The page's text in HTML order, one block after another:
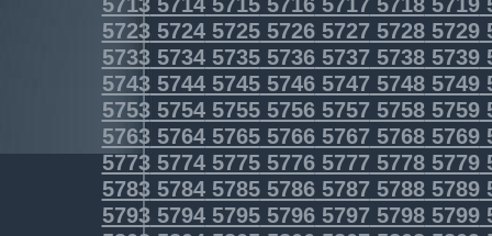
5723572457255726572757285729
5733573457355736573757385739
5743574457455746574757485749
5753575457555756575757585759
5763576457655766576757685769
5773577457755776577757785779
5783578457855786578757885789
5793579457955796579757985799